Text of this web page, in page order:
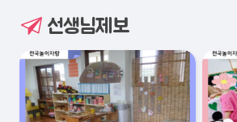
선생님제보